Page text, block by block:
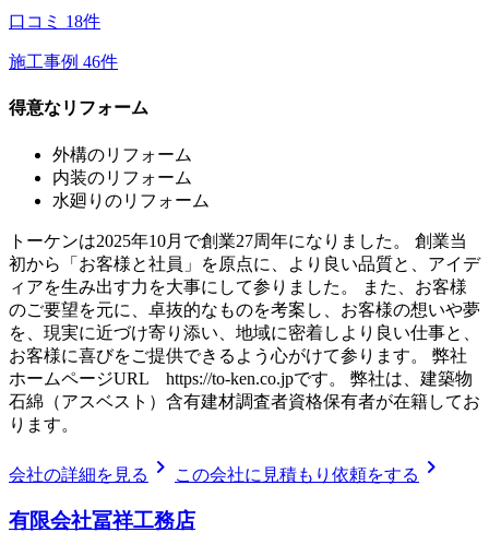
口コミ 18件
施工事例 46件
得意なリフォーム
外構のリフォーム
内装のリフォーム
水廻りのリフォーム
トーケンは2025年10月で創業27周年になりました。 創業当
初から「お客様と社員」を原点に、より良い品質と、アイデ
ィアを生み出す力を大事にして参りました。 また、お客様
のご要望を元に、卓抜的なものを考案し、お客様の想いや夢
を、現実に近づけ寄り添い、地域に密着しより良い仕事と、
お客様に喜びをご提供できるよう心がけて参ります。 弊社
ホームページURL https://to-ken.co.jpです。 弊社は、建築物
石綿（アスベスト）含有建材調査者資格保有者が在籍してお
ります。
会社の詳細を見る chevron_right この会社に見積もり依頼をする chevron_right
有限会社冨祥工務店